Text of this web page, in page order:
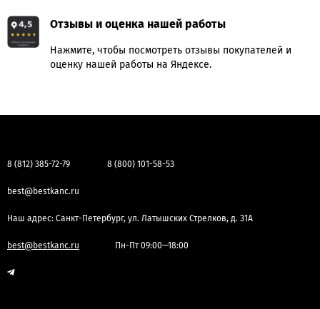
Отзывы и оценка нашей работы
Нажмите, чтобы посмотреть отзывы покупателей и
оценку нашей работы на Яндексе.
8 (812) 385-72-79 8 (800) 101-58-53
best@bestkanc.ru
Наш адрес: Санкт-Петербург, ул. Латышских Стрелков, д. 31А
best@bestkanc.ru Пн-Пт 09:00—18:00